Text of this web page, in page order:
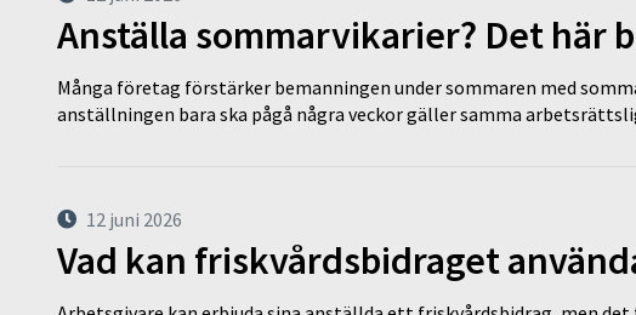
Anställa sommarvikarier? Det här
Många företag förstärker bemanningen under sommaren med
anställningen bara ska pågå några veckor gäller samma
12 juni 2026
Vad kan friskvårdsbidraget